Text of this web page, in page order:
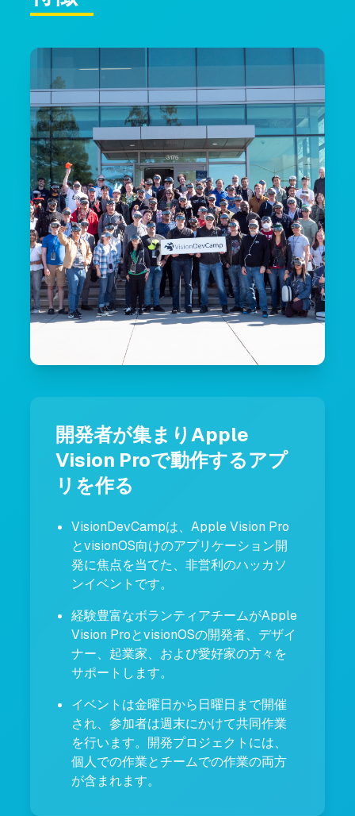
開発者が集まりApple
Vision Proで動作するアプ
リを作る
VisionDevCampは、Apple Vision Pro
とvisionOS向けのアプリケーション開
発に焦点を当てた、非営利のハッカソ
ンイベントです。
経験豊富なボランティアチームがApple
Vision ProとvisionOSの開発者、デザイ
ナー、起業家、および愛好家の方々を
サポートします。
イベントは金曜日から日曜日まで開催
され、参加者は週末にかけて共同作業
を行います。開発プロジェクトには、
個人での作業とチームでの作業の両方
が含まれます。